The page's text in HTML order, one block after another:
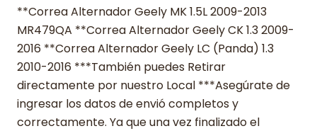
**Correa Alternador Geely MK 1.5L 2009-2013
MR479QA **Correa Alternador Geely CK 1.3 2009-
2016 **Correa Alternador Geely LC (Panda) 1.3
2010-2016 ***También puedes Retirar
directamente por nuestro Local ***Asegúrate de
ingresar los datos de envió completos y
correctamente. Ya que una vez finalizado el